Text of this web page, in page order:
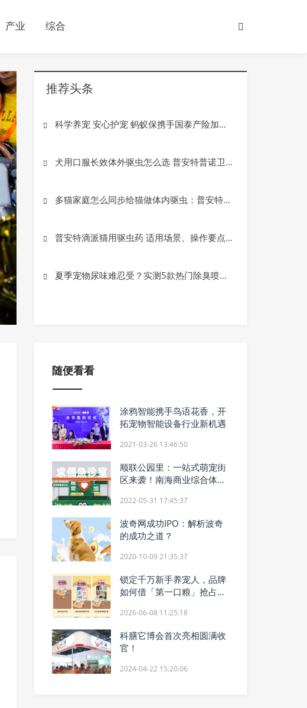
产业 综合
产业
网易严选领跑618宠物赛道，瞄准科学
推荐头条
科学养宠 安心护宠 蚂蚁保携手国泰产险加入新华网“宠爱有‘＋'”
犬用口服长效体外驱虫怎么选 普安特普诺卫适用场景全指南
多猫家庭怎么同步给猫做体内驱虫：普安特普乐妙场景适配指南
普安特滴派猫用驱虫药 适用场景、操作要点与选择建议
夏季宠物尿味难忍受？实测5款热门除臭喷雾，只有一款全能除臭
随便看看
涂鸦智能携手鸟语花香，开
拓宠物智能设备行业新机遇
2021-03-26 13:46:50
顺联公园里：一站式萌宠街
区来袭！南海商业综合体瞄
2022-05-31 17:45:37
波奇网成功IPO：解析波奇
的成功之道？
2020-10-09 21:35:37
锁定千万新手养宠人，品牌
如何借「第一口粮」抢占长
2026-06-08 11:25:18
科膳它博会首次亮相圆满收
官！
2024-04-22 15:20:06